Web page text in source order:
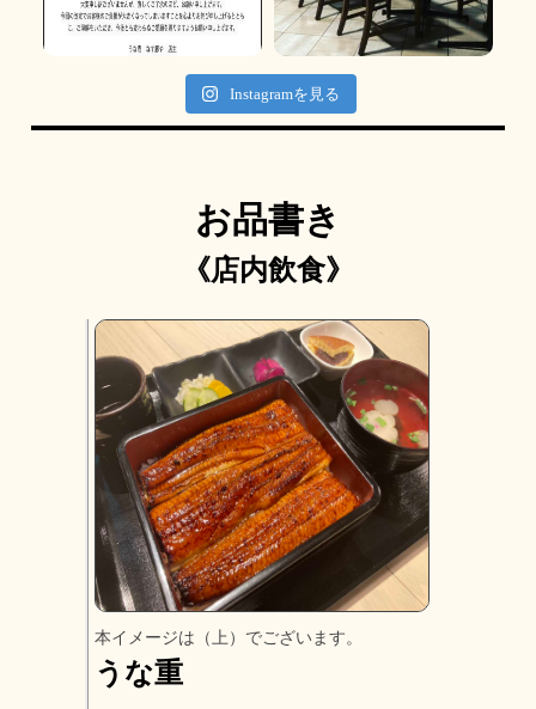
Instagramを見る
お品書き
《店内飲食》
本イメージは（上）でございます。
うな重